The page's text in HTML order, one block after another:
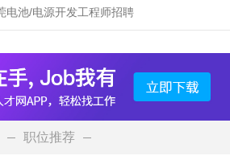
电池/电源开发工程师招聘
职位推荐